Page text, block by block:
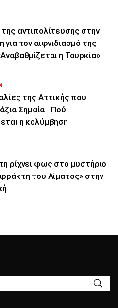
αντιπολίτευσης στην
για τον αιφνιδιασμό της
η Τουρκία»
της Αττικής που
Σημαία - Πού
η κολύμβηση
ρίχνει φως στο μυστήριο
του Αίματος» στην